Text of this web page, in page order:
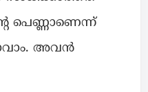
പെണ്ണാണെന്ന്
അവൻ